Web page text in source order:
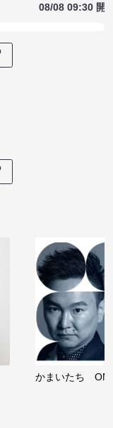
08/08 09:30 開
かまいたち